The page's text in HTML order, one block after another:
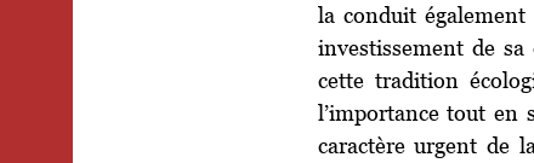
la conduit
investissement de
cette tradition
l’importance tout en
caractère urgent de